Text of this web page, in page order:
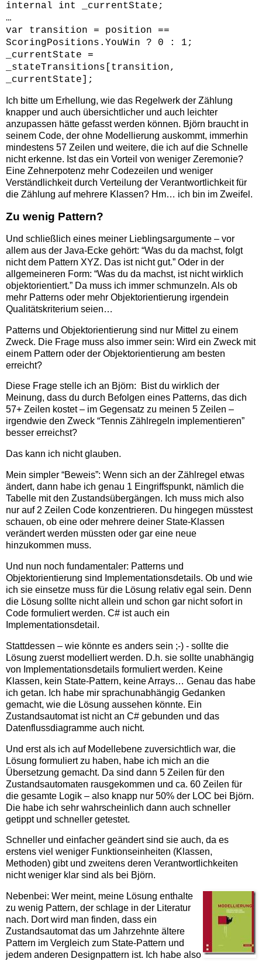
internal int _currentState;
…
var transition = position ==
ScoringPositions.YouWin ? 0 : 1;
_currentState =
_stateTransitions[transition,
_currentState];
Ich bitte um Erhellung, wie das Regelwerk der Zählung
knapper und auch übersichtlicher und auch leichter
anzupassen hätte gefasst werden können. Björn braucht in
seinem Code, der ohne Modellierung auskommt, immerhin
mindestens 57 Zeilen und weitere, die ich auf die Schnelle
nicht erkenne. Ist das ein Vorteil von weniger Zeremonie?
Eine Zehnerpotenz mehr Codezeilen und weniger
Verständlichkeit durch Verteilung der Verantwortlichkeit für
die Zählung auf mehrere Klassen? Hm… ich bin im Zweifel.
Zu wenig Pattern?
Und schließlich eines meiner Lieblingsargumente – vor
allem aus der Java-Ecke gehört: “Was du da machst, folgt
nicht dem Pattern XYZ. Das ist nicht gut.” Oder in der
allgemeineren Form: “Was du da machst, ist nicht wirklich
objektorientiert.” Da muss ich immer schmunzeln. Als ob
mehr Patterns oder mehr Objektorientierung irgendein
Qualitätskriterium seien…
Patterns und Objektorientierung sind nur Mittel zu einem
Zweck. Die Frage muss also immer sein: Wird ein Zweck mit
einem Pattern oder der Objektorientierung am besten
erreicht?
Diese Frage stelle ich an Björn: Bist du wirklich der
Meinung, dass du durch Befolgen eines Patterns, das dich
57+ Zeilen kostet – im Gegensatz zu meinen 5 Zeilen –
irgendwie den Zweck “Tennis Zählregeln implementieren”
besser erreichst?
Das kann ich nicht glauben.
Mein simpler “Beweis”: Wenn sich an der Zählregel etwas
ändert, dann habe ich genau 1 Eingriffspunkt, nämlich die
Tabelle mit den Zustandsübergängen. Ich muss mich also
nur auf 2 Zeilen Code konzentrieren. Du hingegen müsstest
schauen, ob eine oder mehrere deiner State-Klassen
verändert werden müssten oder gar eine neue
hinzukommen muss.
Und nun noch fundamentaler: Patterns und
Objektorientierung sind Implementationsdetails. Ob und wie
ich sie einsetze muss für die Lösung relativ egal sein. Denn
die Lösung sollte nicht allein und schon gar nicht sofort in
Code formuliert werden. C# ist auch ein
Implementationsdetail.
Stattdessen – wie könnte es anders sein ;-) - sollte die
Lösung zuerst modelliert werden. D.h. sie sollte unabhängig
von Implementationsdetails formuliert werden. Keine
Klassen, kein State-Pattern, keine Arrays… Genau das habe
ich getan. Ich habe mir sprachunabhängig Gedanken
gemacht, wie die Lösung aussehen könnte. Ein
Zustandsautomat ist nicht an C# gebunden und das
Datenflussdiagramme auch nicht.
Und erst als ich auf Modellebene zuversichtlich war, die
Lösung formuliert zu haben, habe ich mich an die
Übersetzung gemacht. Da sind dann 5 Zeilen für den
Zustandsautomaten rausgekommen und ca. 60 Zeilen für
die gesamte Logik – also knapp nur 50% der LOC bei Björn.
Die habe ich sehr wahrscheinlich dann auch schneller
getippt und schneller getestet.
Schneller und einfacher geändert sind sie auch, da es
erstens viel weniger Funktionseinheiten (Klassen,
Methoden) gibt und zweitens deren Verantwortlichkeiten
nicht weniger klar sind als bei Björn.
Nebenbei: Wer meint, meine Lösung enthalte
zu wenig Pattern, der schlage in der Literatur
nach. Dort wird man finden, dass ein
Zustandsautomat das um Jahrzehnte ältere
Pattern im Vergleich zum State-Pattern und
jedem anderen Designpattern ist. Ich habe also